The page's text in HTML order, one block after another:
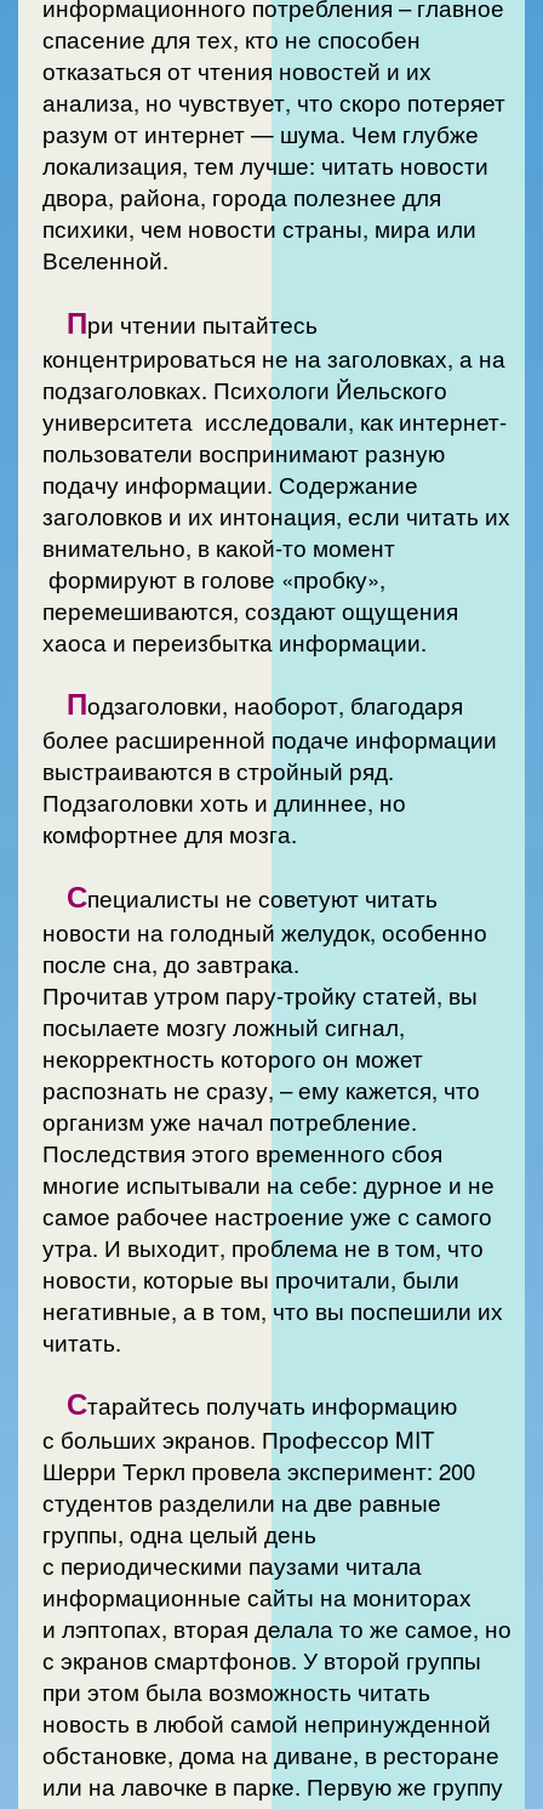
информационного потребления – главное
спасение для тех, кто не способен
отказаться от чтения новостей и их
анализа, но чувствует, что скоро потеряет
разум от интернет — шума. Чем глубже
локализация, тем лучше: читать новости
двора, района, города полезнее для
психики, чем новости страны, мира или
Вселенной.
При чтении пытайтесь
концентрироваться не на заголовках, а на
подзаголовках. Психологи Йельского
университета исследовали, как интернет-
пользователи воспринимают разную
подачу информации. Содержание
заголовков и их интонация, если читать их
внимательно, в какой-то момент
формируют в голове «пробку»,
перемешиваются, создают ощущения
хаоса и переизбытка информации.
Подзаголовки, наоборот, благодаря
более расширенной подаче информации
выстраиваются в стройный ряд.
Подзаголовки хоть и длиннее, но
комфортнее для мозга.
Специалисты не советуют читать
новости на голодный желудок, особенно
после сна, до завтрака.
Прочитав утром пару-тройку статей, вы
посылаете мозгу ложный сигнал,
некорректность которого он может
распознать не сразу, – ему кажется, что
организм уже начал потребление.
Последствия этого временного сбоя
многие испытывали на себе: дурное и не
самое рабочее настроение уже с самого
утра. И выходит, проблема не в том, что
новости, которые вы прочитали, были
негативные, а в том, что вы поспешили их
читать.
Старайтесь получать информацию
с больших экранов. Профессор MIT
Шерри Теркл провела эксперимент: 200
студентов разделили на две равные
группы, одна целый день
с периодическими паузами читала
информационные сайты на мониторах
и лэптопах, вторая делала то же самое, но
с экранов смартфонов. У второй группы
при этом была возможность читать
новость в любой самой непринужденной
обстановке, дома на диване, в ресторане
или на лавочке в парке. Первую же группу